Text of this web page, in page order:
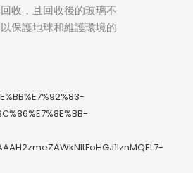
收，且回收後的玻璃不
保護地球和維護環境的